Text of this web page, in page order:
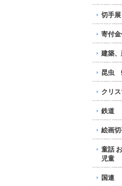
切手展
寄付
建築
昆虫
クリ
鉄道
絵画
童話
児童
国連